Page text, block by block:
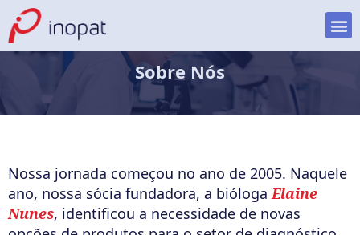
Sobre Nós
Nossa jornada começou no ano de 2005. Naquele
ano, nossa sócia fundadora, a bióloga Elaine
Nunes, identificou a necessidade de novas